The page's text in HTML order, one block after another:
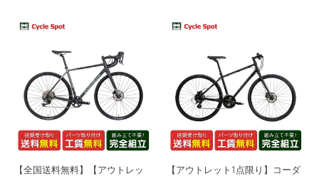
【全国送料無料】【アウトレッ
【アウトレット1点限り】コーダ